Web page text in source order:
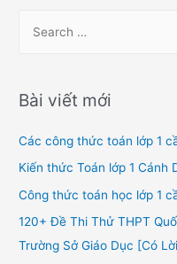
r
h
f
o
Bài viết mới
Các công thức toán lớp 1
Kiến thức Toán lớp 1 Cánh
Công thức toán học lớp 1
120+ Đề Thi Thử THPT
Trường Sở Giáo Dục [Có